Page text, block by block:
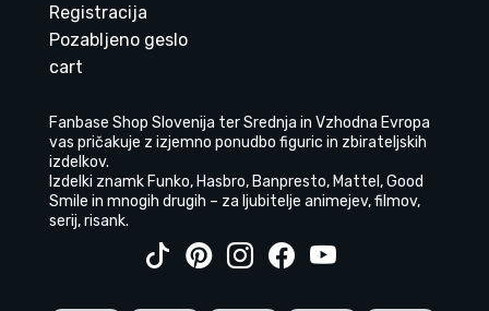
Registracija
Pozabljeno geslo
cart
Fanbase Shop Slovenija ter Srednja in Vzhodna Evropa
vas pričakuje z izjemno ponudbo figuric in zbirateljskih
izdelkov.
Izdelki znamk Funko, Hasbro, Banpresto, Mattel, Good
Smile in mnogih drugih – za ljubitelje animejev, filmov,
serij, risank.